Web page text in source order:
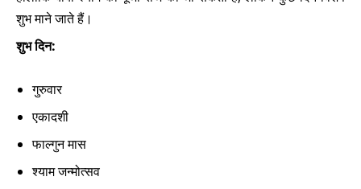
शुभ माने जाते हैं।
शुभ दिन:
गुरुवार
एकादशी
फाल्गुन मास
श्याम जन्मोत्सव